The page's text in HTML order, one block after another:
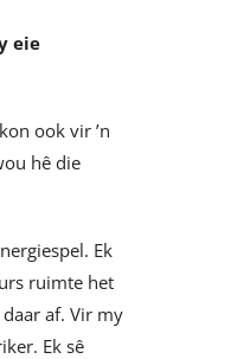
eie
ook vir ’n
hê die
Ek
ruimte het
af. Vir my
Ek sê